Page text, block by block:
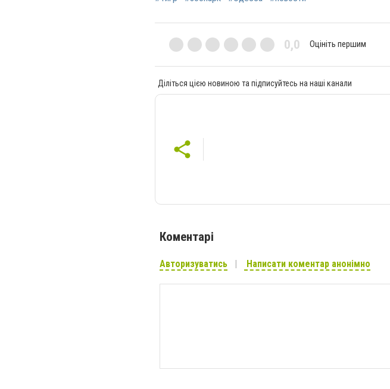
0,0 Оцініть першим
Діліться цією новиною та підписуйтесь на наші канали
Коментарі
Авторизуватись Написати коментар анонімно